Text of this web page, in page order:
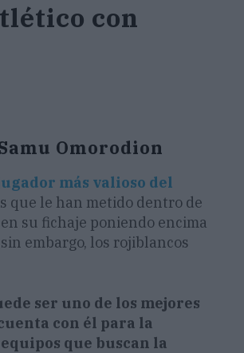
con
Omorodion
más valioso del
que le han metido dentro de
su fichaje poniendo encima
embargo, los rojiblancos
ser uno de los mejores
con él para la
equipos que buscan la